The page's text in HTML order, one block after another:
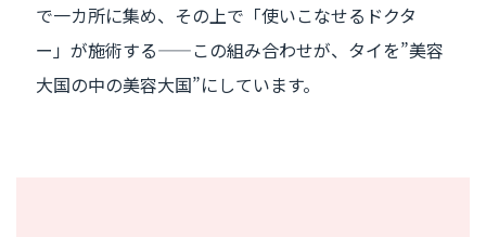
で一カ所に集め、その上で「使いこなせるドクタ
ー」が施術する——この組み合わせが、タイを”美容
大国の中の美容大国”にしています。